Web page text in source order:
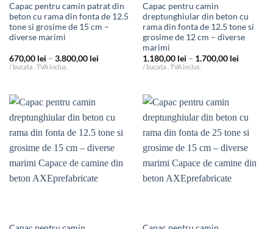
Capac pentru camin patrat din
beton cu rama din fonta de 12.5
tone si grosime de 15 cm –
diverse marimi
670,00 lei – 3.800,00 leiInterval
/ bucata . TVA inclus.
Capac pentru camin
dreptunghiular din beton cu
rama din fonta de 12.5 tone si
grosime de 12 cm – diverse
marimi
1.180,00 lei – 1.700,00 leiInterval
/ bucata . TVA inclus.